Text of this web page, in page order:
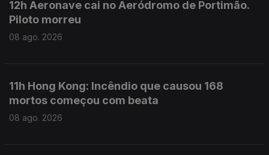
12h Aeronave cai no Aeródromo de Portimão.
Piloto morreu
08 ago. 2026
11h Hong Kong: Incêndio que causou 168
mortos começou com beata
08 ago. 2026